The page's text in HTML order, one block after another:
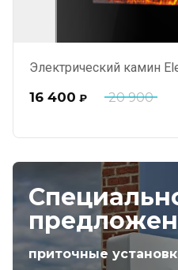
Электрический камин
20 900
16 400 ₽
приточные